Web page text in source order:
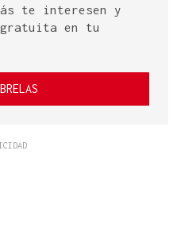
te interesen y
gratuita en tu